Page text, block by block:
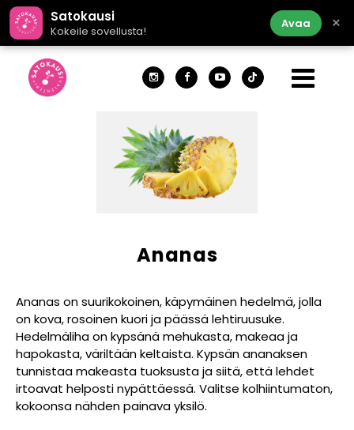
Satokausi
Kokeile sovellusta!
Avaa ×
Ananas
Ananas on suurikokoinen, käpymäinen hedelmä, jolla
on kova, rosoinen kuori ja päässä lehtiruusuke.
Hedelmäliha on kypsänä mehukasta, makeaa ja
hapokasta, väriltään keltaista. Kypsän ananaksen
tunnistaa makeasta tuoksusta ja siitä, että lehdet
irtoavat helposti nypättäessä. Valitse kolhiintumaton,
kokoonsa nähden painava yksilö.